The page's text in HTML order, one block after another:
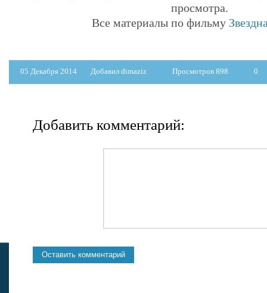
просмотра.
Все материалы по фильму
05 Декабря 2014 Добавил dimaziz Просмотров 898 0
Добавить комментарий: